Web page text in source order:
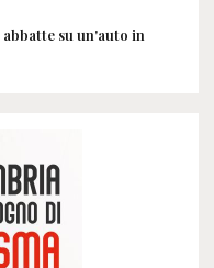
su un'auto in